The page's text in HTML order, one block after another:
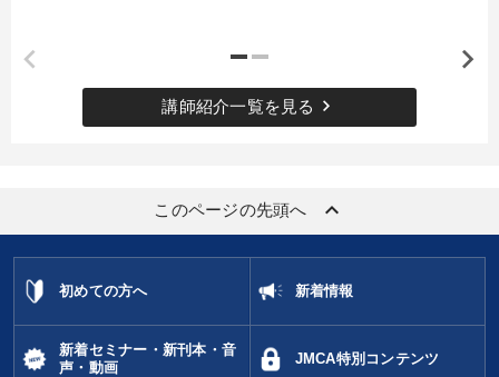
講師紹介一覧を見る keyboard_arrow_right
このページの先頭へ keyboard_arrow_up
初めての方へ 新着情報
新着セミナー・新刊本・音
声・動画
JMCA特別コンテンツ